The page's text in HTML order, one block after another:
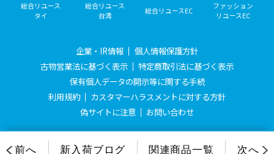
総合リユース
タイ
総合リユース
台湾
総合リユースEC
ファッション
リユースEC
企業・IR情報
個人情報保護方針
古物営業法に基づく表示
特定商取引法に基づく表示
保有個人データの開示等に関する手続
利用規約
カスタマーハラスメントに対する方針
偽サイトに注意
お問い合わせ
© Treasure Factory, All Rights Reserved.
前へ 新入荷ブログ 関連商品一覧 次へ